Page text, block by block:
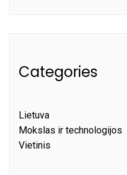
Categories
Lietuva
Mokslas ir technologijos
Vietinis